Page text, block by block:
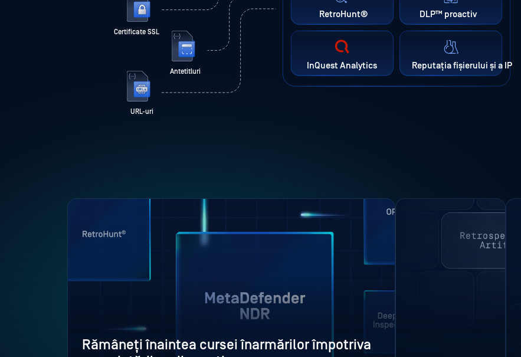
Antetitluri
Certificate SSL
URL-uri
RetroHunt®
InQuest Analytics
DLP™ proactiv
Reputația fișierului și a IP-
Rămâneți înaintea cursei înarmărilor împotriva